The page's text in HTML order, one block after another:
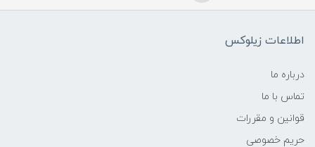
اطلاعات زیلوکس
درباره ما
تماس با ما
قوانین و مقررات
حریم خصوصی